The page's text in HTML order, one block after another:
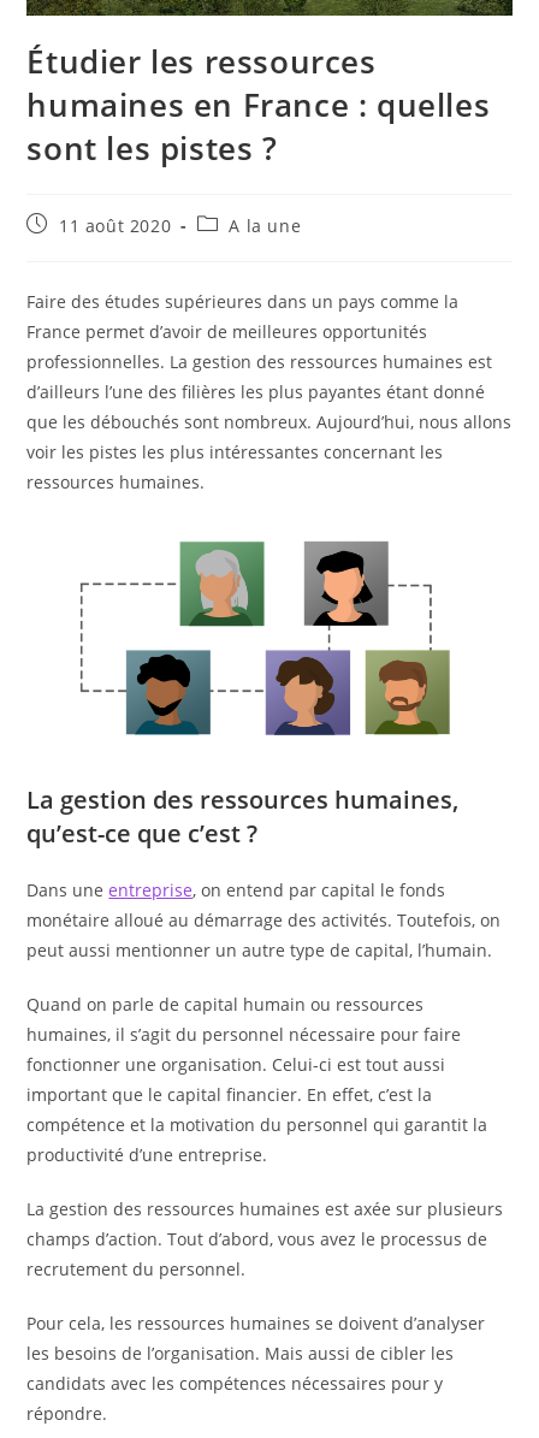
Étudier les ressources
humaines en France : quelles
sont les pistes ?
Publication
11 août 2020
PostA la une
Faire des études supérieures dans un pays comme la
France permet d’avoir de meilleures opportunités
professionnelles. La gestion des ressources humaines est
d’ailleurs l’une des filières les plus payantes étant donné
que les débouchés sont nombreux. Aujourd’hui, nous allons
voir les pistes les plus intéressantes concernant les
ressources humaines.
La gestion des ressources humaines,
qu’est-ce que c’est ?
Dans uneentreprise, on entend par capital le fonds
monétaire alloué au démarrage des activités. Toutefois, on
peut aussi mentionner un autre type de capital, l’humain.
Quand on parle de capital humain ou ressources
humaines, il s’agit du personnel nécessaire pour faire
fonctionner une organisation. Celui-ci est tout aussi
important que le capital financier. En effet, c’est la
compétence et la motivation du personnel qui garantit la
productivité d’une entreprise.
La gestion des ressources humaines est axée sur plusieurs
champs d’action. Tout d’abord, vous avez le processus de
recrutement du personnel.
Pour cela, les ressources humaines se doivent d’analyser
les besoins de l’organisation. Mais aussi de cibler les
candidats avec les compétences nécessaires pour y
répondre.